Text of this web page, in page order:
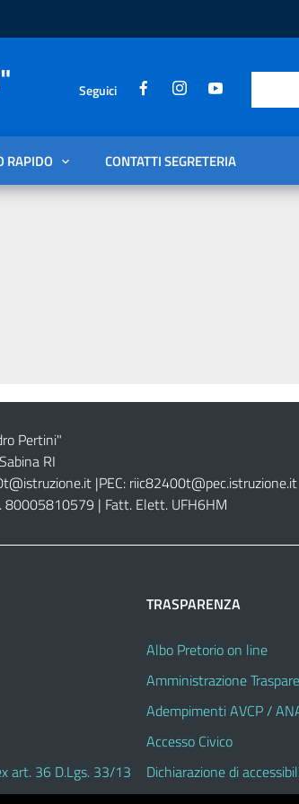
Seguici
RAPIDO CONTATTI SEGRETERIA
Pertini"
RI
|PEC: riic82400t@pec.istruzione.it
80005810579 | Fatt. Elett. UFH6HM
art. 36 D.Lgs. 33/13
TRASPARENZA
Albo Pretorio on line
Amministrazione
Adempimenti AVCP /
Accesso Civico
Dichiarazione di